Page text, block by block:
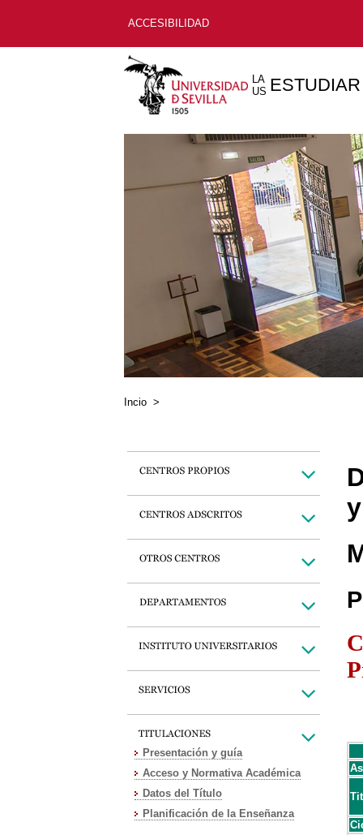
ACCESIBILIDAD
LA
US ESTUDIAR
Incio >
Presentación y guía
Acceso y Normativa Académica
Datos del Título
Planificación de la Enseñanza